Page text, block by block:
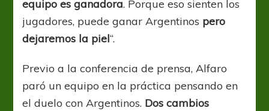
equipo es ganadora. Porque eso sienten los
jugadores, puede ganar Argentinos pero
dejaremos la piel“.
Previo a la conferencia de prensa, Alfaro
paró un equipo en la práctica pensando en
el duelo con Argentinos. Dos cambios